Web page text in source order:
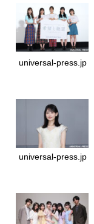
universal-press.jp
universal-press.jp